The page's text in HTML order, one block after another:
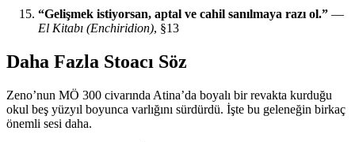
“Gelişmek istiyorsan, aptal ve cahil sanılmaya razı ol.” —
El Kitabı (Enchiridion), §13
Daha Fazla Stoacı Söz
Zeno’nun MÖ 300 civarında Atina’da boyalı bir revakta kurduğu
okul beş yüzyıl boyunca varlığını sürdürdü. İşte bu geleneğin birkaç
önemli sesi daha.